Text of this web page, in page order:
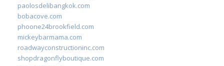
paolosdelibangkok.com
bobacove.com
phoone24brookfield.com
mickeybarmama.com
roadwayconstructioninc.com
shopdragonflyboutique.com